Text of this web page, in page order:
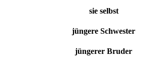
sie selbst
jüngere Schwester
jüngerer Bruder